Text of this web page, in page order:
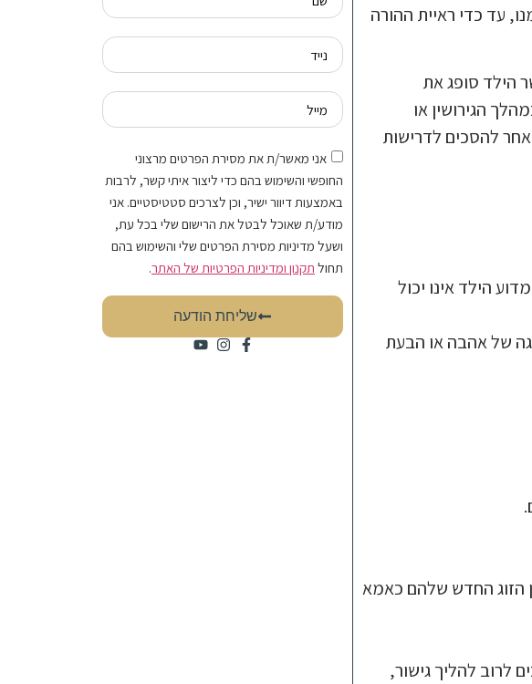
עד כדי ראיית ההורה
הילד סופג את
הגירושין או
להסכים לדרישות
הילד אינו יכול
של אהבה או הבעת
הזוג החדש שלהם כאמא
לרוב להליך גישור,
אני מאשר/ת את מסירת הפרטים מרצוני
החופשי והשימוש בהם כדי ליצור איתי קשר, לרבות
באמצעות דיוור ישיר, וכן לצרכים סטטיסטיים. אני
מודע/ת שאוכל לבטל את הרישום שלי בכל עת,
ושעל מדיניות מסירת הפרטים שלי והשימוש בהם
תחול תקנון ומדיניות הפרטיות של האתר.
שליחת הודעה